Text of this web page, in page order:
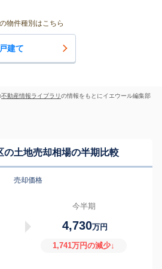
物件種別はこちら
建て
不動産情報ライブラリの情報をもとにイエウール編集部
の土地売却相場の半期比較
売却価格
今半期
4,730万円
1,741万円の減少↓